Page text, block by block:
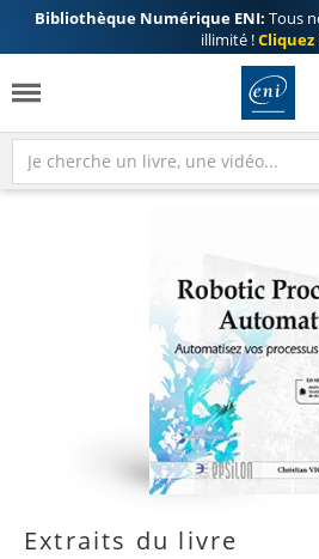
Bibliothèque Numérique ENI: Tous
illimité !Cliquez
Extraits du livre